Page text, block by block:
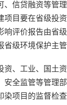
、信贷融资等管
项目要在省级投资
响评价报告由省
省级环境保护主管
、工业、国土资
安全监管等管理
染项目的监督检